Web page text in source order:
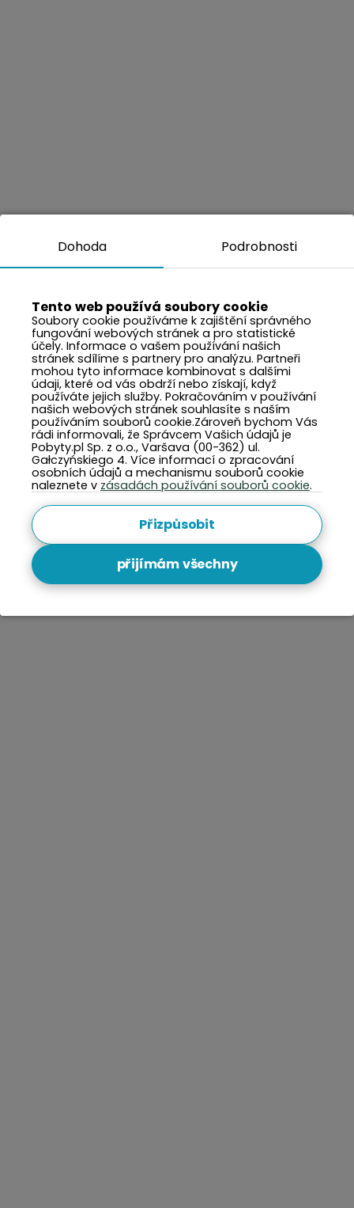
Dohoda Podrobnosti
Tento web používá soubory cookie
Soubory cookie používáme k zajištění správného
fungování webových stránek a pro statistické
účely. Informace o vašem používání našich
stránek sdílíme s partnery pro analýzu. Partneři
mohou tyto informace kombinovat s dalšími
údaji, které od vás obdrží nebo získají, když
používáte jejich služby. Pokračováním v používání
našich webových stránek souhlasíte s naším
používáním souborů cookie.Zároveň bychom Vás
rádi informovali, že Správcem Vašich údajů je
Pobyty.pl Sp. z o.o., Varšava (00-362) ul.
Gałczyńskiego 4. Více informací o zpracování
osobních údajů a mechanismu souborů cookie
naleznete v zásadách používání souborů cookie.
Přizpůsobit
přijímám všechny